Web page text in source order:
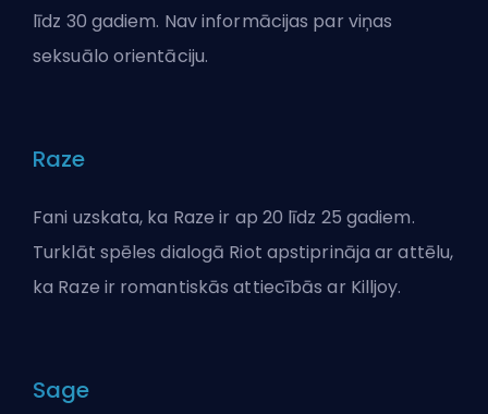
līdz 30 gadiem. Nav informācijas par viņas
seksuālo orientāciju.
Raze
Fani uzskata, ka Raze ir ap 20 līdz 25 gadiem.
Turklāt spēles dialogā Riot apstiprināja ar attēlu,
ka Raze ir romantiskās attiecībās ar Killjoy.
Sage